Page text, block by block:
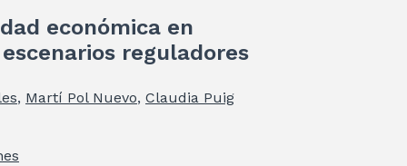
económica en
reguladores
, Martí Pol Nuevo, Claudia Puig